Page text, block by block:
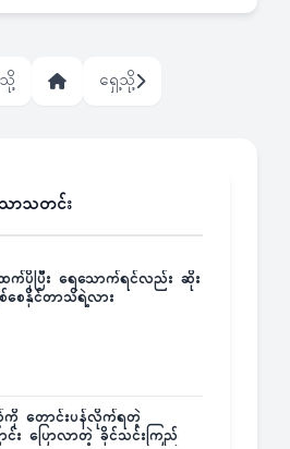
ရှေ့သို့
ာသတင်း
ပိုပြီး ရေသောက်ရင်လည်း ဆိုး
စ်စေနိုင်တာသိရဲ့လား
ကို တောင်းပန်လိုက်ရတဲ့
င်း ပြောလာတဲ့ ခိုင်သင်းကြည်